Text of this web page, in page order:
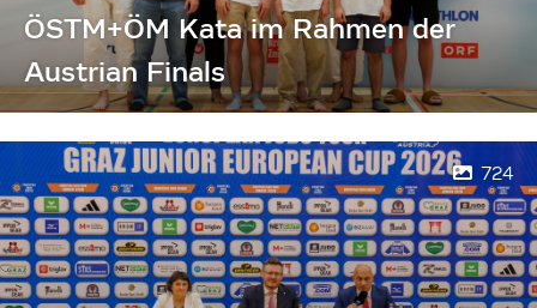
ÖSTM+ÖM Kata im Rahmen der
Austrian Finals
724